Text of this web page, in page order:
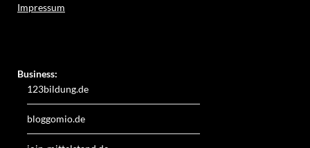
Impressum
Business:
123bildung.de
bloggomio.de